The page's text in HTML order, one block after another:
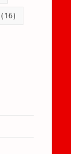
(16)